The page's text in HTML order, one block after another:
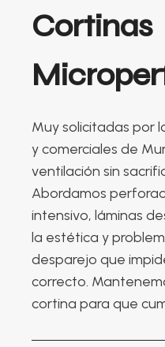
Cortinas
Muy solicitadas por
y comerciales de
ventilación sin
Abordamos
intensivo, láminas
la estética y
desparejo que
correcto.
cortina para que